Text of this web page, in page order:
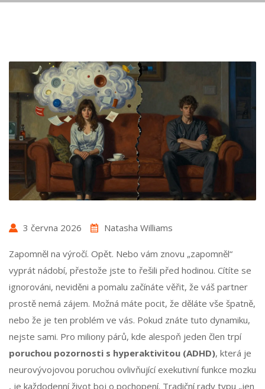
3 června 2026 Natasha Williams
Zapomněl na výročí. Opět. Nebo vám znovu „zapomněl“
vyprát nádobí, přestože jste to řešili před hodinou. Cítíte se
ignorováni, neviděni a pomalu začínáte věřit, že váš partner
prostě nemá zájem. Možná máte pocit, že děláte vše špatně,
nebo že je ten problém ve vás. Pokud znáte tuto dynamiku,
nejste sami. Pro miliony párů, kde alespoň jeden člen trpí
poruchou pozornosti s hyperaktivitou (ADHD), která je
neurovývojovou poruchou ovlivňující exekutivní funkce mozku
, je každodenní život boj o pochopení. Tradiční rady typu „jen